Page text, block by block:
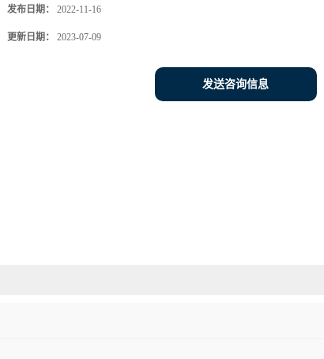
发布日期： 2022-11-16
更新日期： 2023-07-09
发送咨询信息